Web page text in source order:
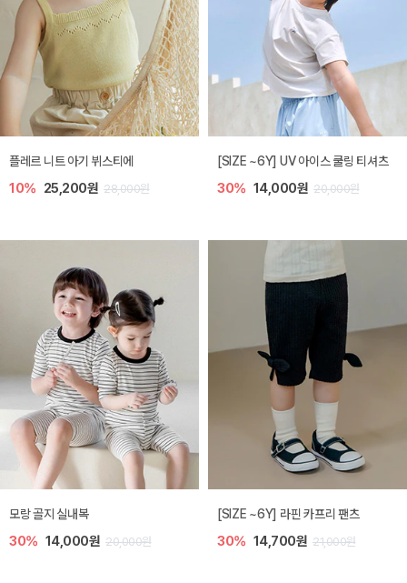
플레르 니트 아기 뷔스티에
10% 25,200원 28,000원
[SIZE ~6Y] UV 아이스 쿨링 티셔츠
30% 14,000원 20,000원
모랑 골지 실내복
30% 14,000원 20,000원
[SIZE ~6Y] 라핀 카프리 팬츠
30% 14,700원 21,000원